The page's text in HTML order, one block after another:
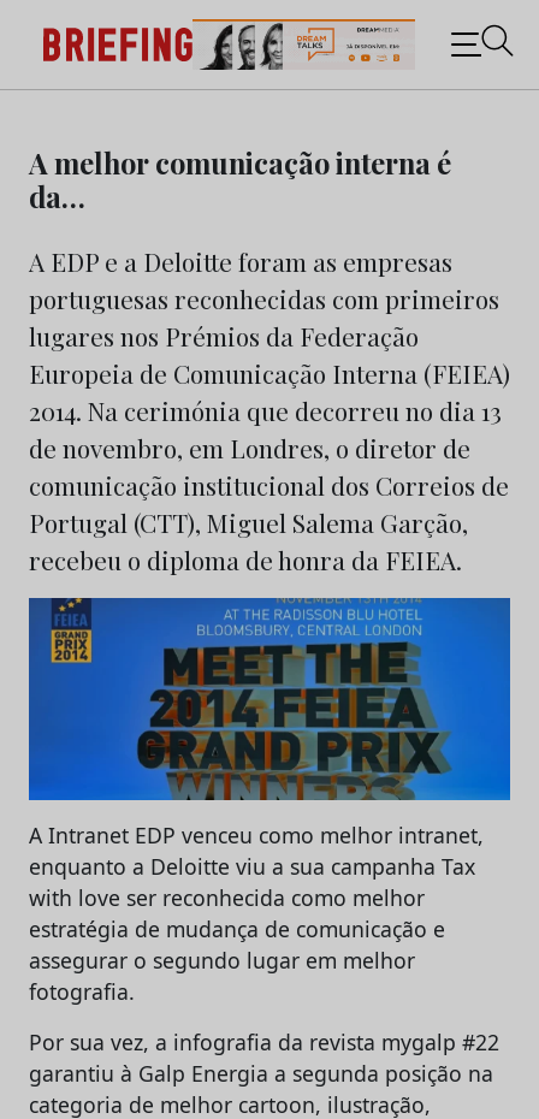
content
Briefing: Todas as notícias sobre os negócios do
Marketing e da Publicidade
A melhor comunicação interna é
da…
A EDP e a Deloitte foram as empresas
portuguesas reconhecidas com primeiros
lugares nos Prémios da Federação
Europeia de Comunicação Interna (FEIEA)
2014. Na cerimónia que decorreu no dia 13
de novembro, em Londres, o diretor de
comunicação institucional dos Correios de
Portugal (CTT), Miguel Salema Garção,
recebeu o diploma de honra da FEIEA.
A Intranet EDP venceu como melhor intranet,
enquanto a Deloitte viu a sua campanha Tax
with love ser reconhecida como melhor
estratégia de mudança de comunicação e
assegurar o segundo lugar em melhor
fotografia.
Por sua vez, a infografia da revista mygalp #22
garantiu à Galp Energia a segunda posição na
categoria de melhor cartoon, ilustração,